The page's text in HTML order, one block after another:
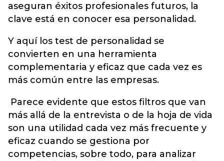
aseguran éxitos profesionales futuros, la
clave está en conocer esa personalidad.
Y aquí los test de personalidad se
convierten en una herramienta
complementaria y eficaz que cada vez es
más común entre las empresas.
Parece evidente que estos filtros que van
más allá de la entrevista o de la hoja de vida
son una utilidad cada vez más frecuente y
eficaz cuando se gestiona por
competencias, sobre todo, para analizar